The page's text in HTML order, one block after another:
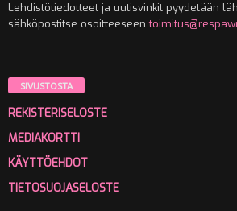
Lehdistötiedotteet ja uutisvinkit pyydetään
sähköpostitse osoitteeseen
SIVUSTOSTA
REKISTERISELOSTE
MEDIAKORTTI
KÄYTTÖEHDOT
TIETOSUOJASELOSTE